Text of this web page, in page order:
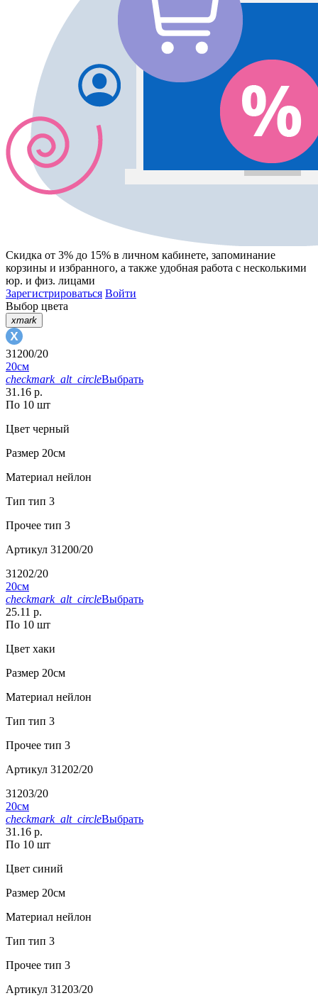
Скидка от 3% до 15% в личном кабинете, запоминание
корзины и избранного, а также удобная работа с несколькими
юр. и физ. лицами
Зарегистрироваться Войти
Выбор цвета
xmark
31200/20
20см
checkmark_alt_circleВыбрать
31.16 р.
По 10 шт
Цвет черный
Размер 20см
Материал нейлон
Тип тип 3
Прочее тип 3
Артикул 31200/20
31202/20
20см
checkmark_alt_circleВыбрать
25.11 р.
По 10 шт
Цвет хаки
Размер 20см
Материал нейлон
Тип тип 3
Прочее тип 3
Артикул 31202/20
31203/20
20см
checkmark_alt_circleВыбрать
31.16 р.
По 10 шт
Цвет синий
Размер 20см
Материал нейлон
Тип тип 3
Прочее тип 3
Артикул 31203/20